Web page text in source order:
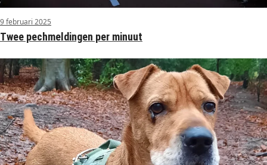
9 februari 2025
Twee pechmeldingen per minuut